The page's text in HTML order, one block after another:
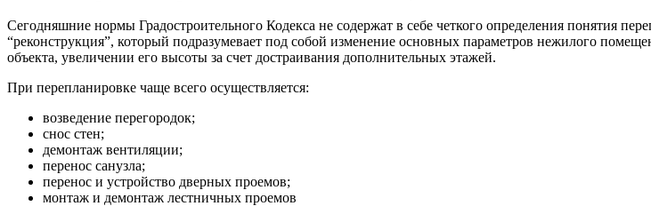
Сегодняшние нормы Градостроительного Кодекса не содержат в себе четкого определения понятия
“реконструкция”, который подразумевает под собой изменение основных параметров нежилого
объекта, увеличении его высоты за счет достраивания дополнительных этажей.
При перепланировке чаще всего осуществляется:
возведение перегородок;
снос стен;
демонтаж вентиляции;
перенос санузла;
перенос и устройство дверных проемов;
монтаж и демонтаж лестничных проемов